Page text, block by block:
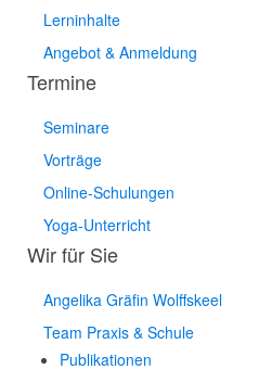
Lerninhalte
Angebot & Anmeldung
Termine
Seminare
Vorträge
Online-Schulungen
Yoga-Unterricht
Wir für Sie
Angelika Gräfin Wolffskeel
Team Praxis & Schule
Publikationen